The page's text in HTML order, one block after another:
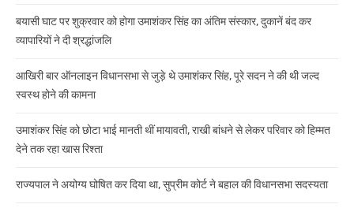
बयासी घाट पर शुक्रवार को होगा उमाशंकर सिंह का अंतिम संस्कार, दुकानें बंद कर
व्यापारियों ने दी श्रद्धांजलि
आखिरी बार ऑनलाइन विधानसभा से जुड़े थे उमाशंकर सिंह, पूरे सदन ने की थी जल्द
स्वस्थ होने की कामना
उमाशंकर सिंह को छोटा भाई मानती थीं मायावती, राखी बांधने से लेकर परिवार को हिम्मत
देने तक रहा खास रिश्ता
राज्यपाल ने अयोग्य घोषित कर दिया था, सुप्रीम कोर्ट ने बहाल की विधानसभा सदस्यता